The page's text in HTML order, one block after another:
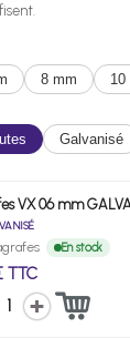
8 mm
10
Galvanisé
VX 06 mm
En stock
TTC
1